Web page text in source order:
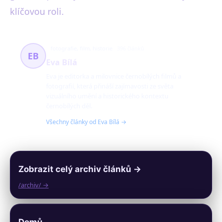
klíčovou roli.
EB
Všechny články od Eva Bílá →
Zobrazit celý archiv článků →
/archiv/ →